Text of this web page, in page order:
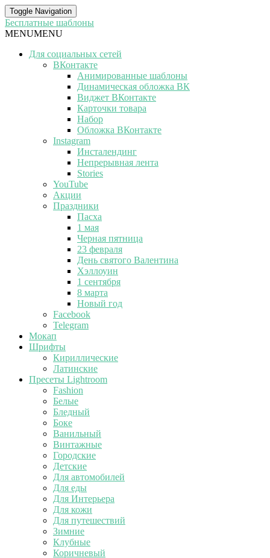
Toggle Navigation
Бесплатные шаблоны
MENUMENU
Для социальных сетей
ВКонтакте
Анимированные шаблоны
Динамическая обложка ВК
Виджет ВКонтакте
Карточки товара
Набор
Обложка ВКонтакте
Instagram
Инсталендинг
Непрерывная лента
Stories
YouTube
Акции
Праздники
Пасха
1 мая
Черная пятница
23 февраля
День святого Валентина
Хэллоуин
1 сентября
8 марта
Новый год
Facebook
Telegram
Мокап
Шрифты
Кириллические
Латинские
Пресеты Lightroom
Fashion
Белые
Бледный
Боке
Ванильный
Винтажные
Городские
Детские
Для автомобилей
Для еды
Для Интерьера
Для кожи
Для путешествий
Зимние
Клубные
Коричневый